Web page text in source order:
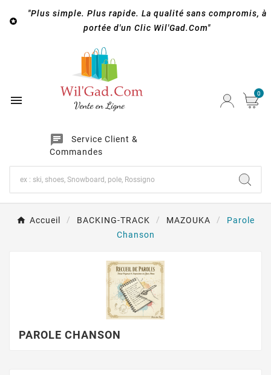

"Plus simple. Plus rapide. La qualité sans compromis, à
portée d'un Clic Wil'Gad.Com"

chat
Service Client &
Commandes
0
Accueil BACKING-TRACK MAZOUKA
Parole
Chanson
PAROLE CHANSON